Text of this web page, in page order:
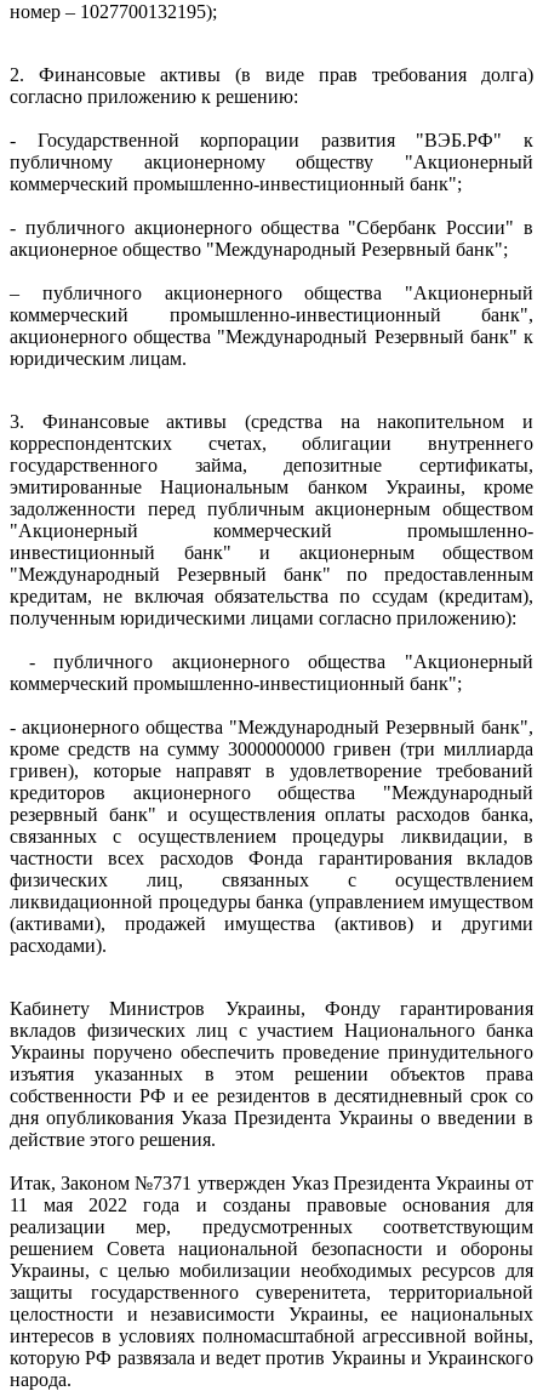
номер – 1027700132195);
2. Финансовые активы (в виде прав требования долга)
согласно приложению к решению:
- Государственной корпорации развития "ВЭБ.РФ" к
публичному акционерному обществу "Акционерный
коммерческий промышленно-инвестиционный банк";
- публичного акционерного общества "Сбербанк России" в
акционерное общество "Международный Резервный банк";
– публичного акционерного общества "Акционерный
коммерческий промышленно-инвестиционный банк",
акционерного общества "Международный Резервный банк" к
юридическим лицам.
3. Финансовые активы (средства на накопительном и
корреспондентских счетах, облигации внутреннего
государственного займа, депозитные сертификаты,
эмитированные Национальным банком Украины, кроме
задолженности перед публичным акционерным обществом
"Акционерный коммерческий промышленно-
инвестиционный банк" и акционерным обществом
"Международный Резервный банк" по предоставленным
кредитам, не включая обязательства по ссудам (кредитам),
полученным юридическими лицами согласно приложению):
- публичного акционерного общества "Акционерный
коммерческий промышленно-инвестиционный банк";
- акционерного общества "Международный Резервный банк",
кроме средств на сумму 3000000000 гривен (три миллиарда
гривен), которые направят в удовлетворение требований
кредиторов акционерного общества "Международный
резервный банк" и осуществления оплаты расходов банка,
связанных с осуществлением процедуры ликвидации, в
частности всех расходов Фонда гарантирования вкладов
физических лиц, связанных с осуществлением
ликвидационной процедуры банка (управлением имуществом
(активами), продажей имущества (активов) и другими
расходами).
Кабинету Министров Украины, Фонду гарантирования
вкладов физических лиц с участием Национального банка
Украины поручено обеспечить проведение принудительного
изъятия указанных в этом решении объектов права
собственности РФ и ее резидентов в десятидневный срок со
дня опубликования Указа Президента Украины о введении в
действие этого решения.
Итак, Законом №7371 утвержден Указ Президента Украины от
11 мая 2022 года и созданы правовые основания для
реализации мер, предусмотренных соответствующим
решением Совета национальной безопасности и обороны
Украины, с целью мобилизации необходимых ресурсов для
защиты государственного суверенитета, территориальной
целостности и независимости Украины, ее национальных
интересов в условиях полномасштабной агрессивной войны,
которую РФ развязала и ведет против Украины и Украинского
народа.